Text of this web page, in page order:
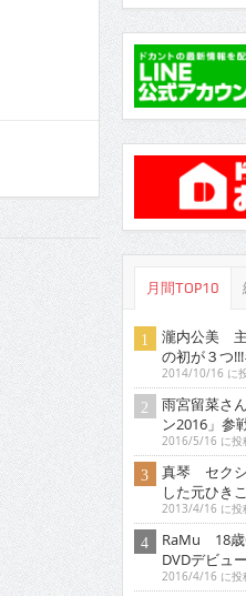
月間TOP10
瀧内公美
の初が３つ
2014/10/16 に
雨宮留菜さ
ン2016」参
2016/5/16 に投
真琴 セクシ
した元ひき
2013/4/16 に投
RaMu 18歳
DVDデビュー
2016/4/16 に投